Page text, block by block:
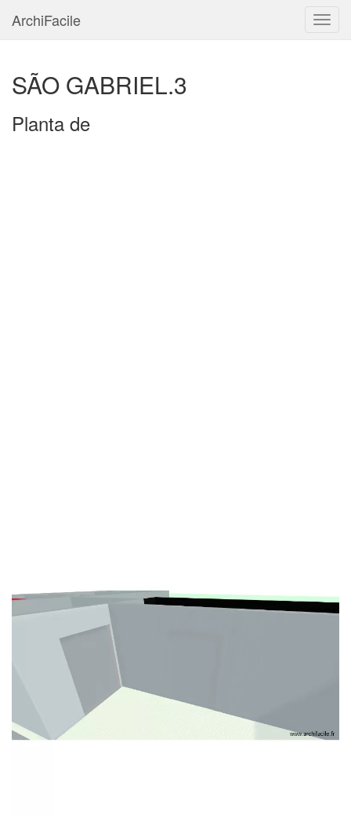
ArchiFacile
SÃO GABRIEL.3
Planta de